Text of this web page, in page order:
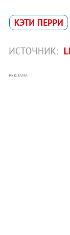
КЭТИ ПЕРРИ
ИСТОЧНИК:
РЕКЛАМА